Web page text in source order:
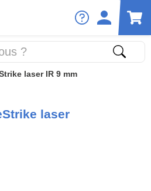
laser IR 9 mm
laser